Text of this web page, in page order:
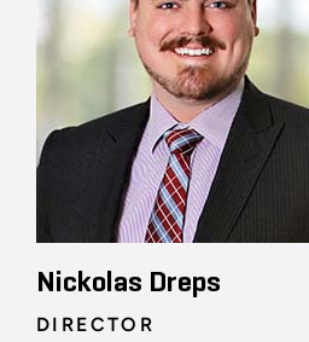
Nickolas Dreps
DIRECTOR